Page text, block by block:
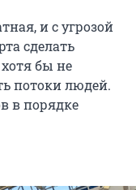
и с угрозой
сделать
бы не
потоки людей.
в порядке